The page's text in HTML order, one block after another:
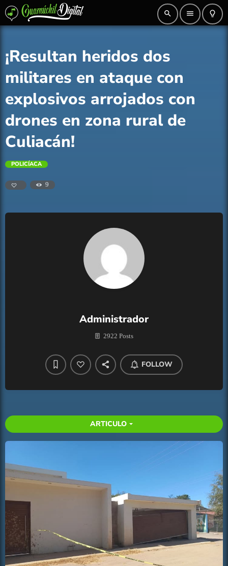
search menu lightbulb_outline
¡Resultan heridos dos
militares en ataque con
explosivos arrojados con
drones en zona rural de
Culiacán!
POLICÍACA
9
Administrador
2922 Posts
FOLLOW
ARTICULO arrow_drop_down